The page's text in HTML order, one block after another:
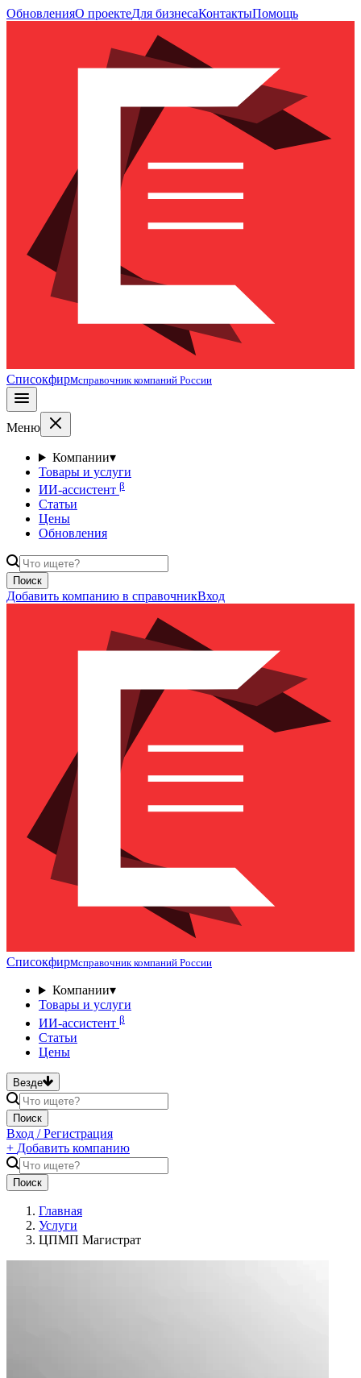
ОбновленияО проектеДля бизнесаКонтактыПомощь
Списокфирмсправочник компаний России
Меню
Компании▾
Товары и услуги
ИИ-ассистент β
Статьи
Цены
Обновления
Поиск
Добавить компанию в справочникВход
Списокфирмсправочник компаний России
Компании▾
Товары и услуги
ИИ-ассистент β
Статьи
Цены
Везде
Поиск
Вход / Регистрация
+ Добавить компанию
Поиск
Главная
Услуги
ЦПМП Магистрат